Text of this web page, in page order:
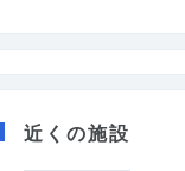
近くの施設